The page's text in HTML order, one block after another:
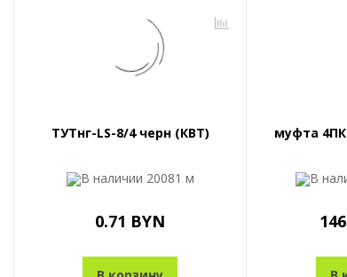
ТУТнг-LS-8/4 черн (КВТ)
В наличии 20081 м
0.71 BYN
муфта
В